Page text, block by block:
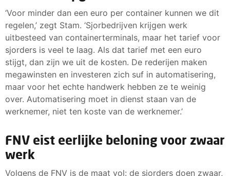
‘Voor minder dan een euro per container kunnen we dit
regelen,’ zegt Stam. ‘Sjorbedrijven krijgen werk
uitbesteed van containerterminals, maar het tarief voor
sjorders is veel te laag. Als dat tarief met een euro
stijgt, dan zijn we uit de kosten. De rederijen maken
megawinsten en investeren zich suf in automatisering,
maar voor het echte handwerk hebben ze te weinig
over. Automatisering moet in dienst staan van de
werknemer, niet ten koste van de werknemer.’
FNV eist eerlijke beloning voor zwaar
werk
Volgens de FNV is de maat vol: de sjorders doen zwaar,